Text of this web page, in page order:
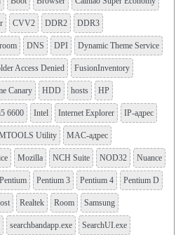
CVV2 DDR2 DDR3
DNS DPI Dynamic Theme Service
Access Denied FusionInventory
Canary HDD hosts HP
6600 Intel Internet Explorer IP-адрес
Utility MAC-адрес
Mozilla NCH Suite NOD32 Nuance
Pentium Pentium 3 Pentium 4 Pentium D
Realtek Room Samsung
searchbandapp.exe SearchUI.exe